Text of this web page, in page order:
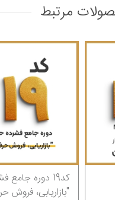
مرتبط
دوره جامع فشرده حضوری
فروش حرفه‌ای و رهبری کسب